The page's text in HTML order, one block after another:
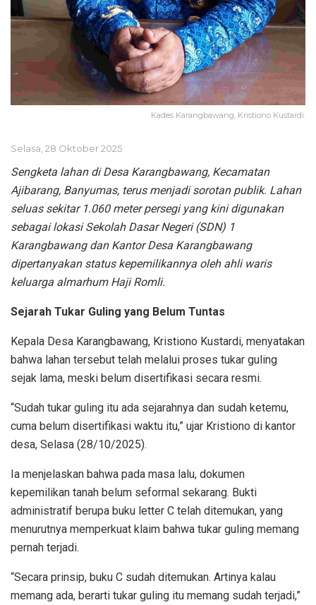
Kades Karangbawang, Kristiono Kustardi.
Selasa, 28 Oktober 2025
Sengketa lahan di Desa Karangbawang, Kecamatan
Ajibarang, Banyumas, terus menjadi sorotan publik. Lahan
seluas sekitar 1.060 meter persegi yang kini digunakan
sebagai lokasi Sekolah Dasar Negeri (SDN) 1
Karangbawang dan Kantor Desa Karangbawang
dipertanyakan status kepemilikannya oleh ahli waris
keluarga almarhum Haji Romli.
Sejarah Tukar Guling yang Belum Tuntas
Kepala Desa Karangbawang, Kristiono Kustardi, menyatakan
bahwa lahan tersebut telah melalui proses tukar guling
sejak lama, meski belum disertifikasi secara resmi.
“Sudah tukar guling itu ada sejarahnya dan sudah ketemu,
cuma belum disertifikasi waktu itu,” ujar Kristiono di kantor
desa, Selasa (28/10/2025).
Ia menjelaskan bahwa pada masa lalu, dokumen
kepemilikan tanah belum seformal sekarang. Bukti
administratif berupa buku letter C telah ditemukan, yang
menurutnya memperkuat klaim bahwa tukar guling memang
pernah terjadi.
“Secara prinsip, buku C sudah ditemukan. Artinya kalau
memang ada, berarti tukar guling itu memang sudah terjadi,”